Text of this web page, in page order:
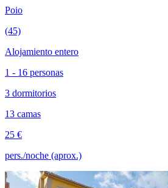
Poio
(45)
Alojamiento entero
1 - 16 personas
3 dormitorios
13 camas
25 €
pers./noche (aprox.)